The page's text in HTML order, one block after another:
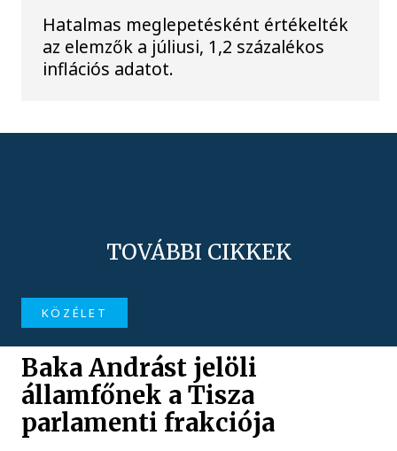
Hatalmas meglepetésként értékelték
az elemzők a júliusi, 1,2 százalékos
inflációs adatot.
TOVÁBBI CIKKEK
KÖZÉLET
Baka Andrást jelöli
államfőnek a Tisza
parlamenti frakciója